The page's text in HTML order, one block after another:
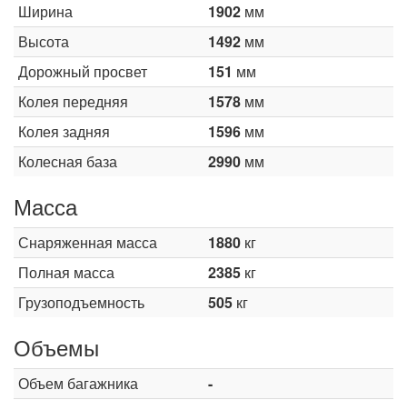
Ширина
1902 мм
Высота
1492 мм
Дорожный просвет
151 мм
Колея передняя
1578 мм
Колея задняя
1596 мм
Колесная база
2990 мм
Масса
Снаряженная масса 1880 кг
Полная масса
2385 кг
Грузоподъемность
505 кг
Объемы
Объем багажника
-